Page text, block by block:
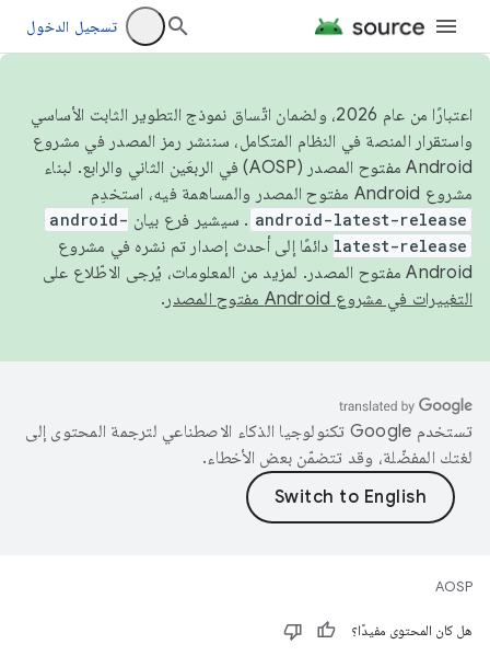
تسجيل الدخول
اعتبارًا من عام 2026، ولضمان اتّساق نموذج التطوير الثابت الأساسي
واستقرار المنصة في النظام المتكامل، سننشر رمز المصدر في مشروع
Android مفتوح المصدر (AOSP) في الربعَين الثاني والرابع. لبناء
مشروع Android مفتوح المصدر والمساهمة فيه، استخدِم
android-latest-release . سيشير فرع بيان android-
latest-release دائمًا إلى أحدث إصدار تم نشره في مشروع
Android مفتوح المصدر. لمزيد من المعلومات، يُرجى الاطّلاع على
التغييرات في مشروع Android مفتوح المصدر
.
تستخدم Google تكنولوجيا الذكاء الاصطناعي لترجمة المحتوى إلى
لغتك المفضّلة، وقد تتضمّن بعض الأخطاء.
AOSP
هل كان المحتوى مفيدًا؟